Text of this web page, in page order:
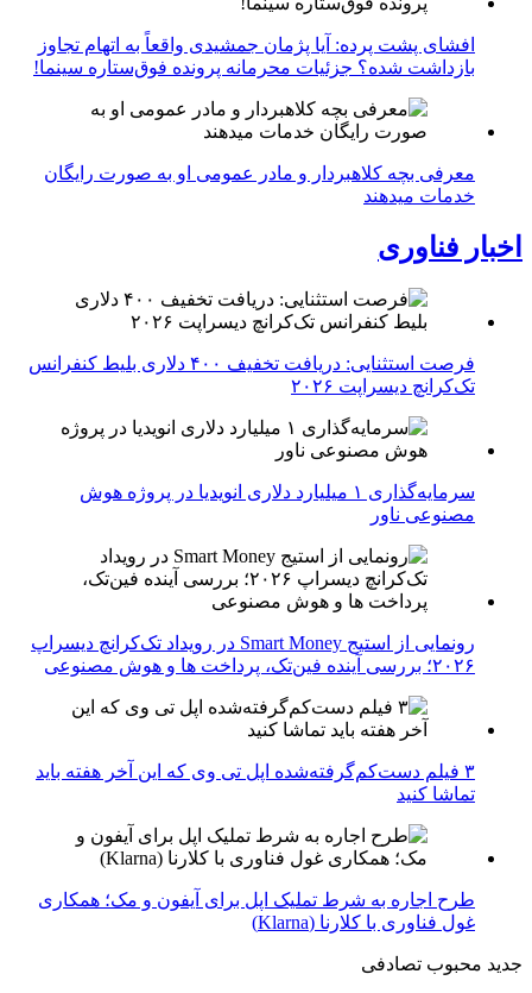
افشای پشت پرده: آیا پژمان جمشیدی واقعاً به اتهام تجاوز
بازداشت شده؟ جزئیات محرمانه پرونده فوق‌ستاره سینما!
معرفی بچه کلاهبردار و مادر عمومی او به صورت رایگان
خدمات میدهند
اخبار فناوری
فرصت استثنایی: دریافت تخفیف ۴۰۰ دلاری بلیط کنفرانس
تک‌کرانچ دیسراپت ۲۰۲۶
سرمایه‌گذاری ۱ میلیارد دلاری انویدیا در پروژه هوش
مصنوعی ناور
رونمایی از استیج Smart Money در رویداد تک‌کرانچ دیسراپ
۲۰۲۶؛ بررسی آینده فین‌تک، پرداخت‌ ها و هوش مصنوعی
۳ فیلم دست‌کم‌گرفته‌شده اپل تی وی که این آخر هفته باید
تماشا کنید
طرح اجاره به شرط تملیک اپل برای آیفون و مک؛ همکاری
غول فناوری با کلارنا (Klarna)
جدید محبوب تصادفی